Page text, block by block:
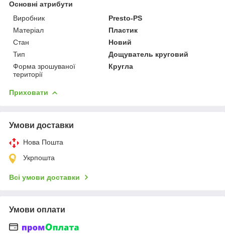
Основні атрибути
Виробник
Presto-PS
Матеріал
Пластик
Стан
Новий
Тип
Дощуватель круговий
Форма зрошуваної
території
Кругла
Приховати
Умови доставки
Нова Пошта
Укрпошта
Всі умови доставки
Умови оплати